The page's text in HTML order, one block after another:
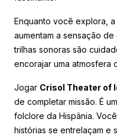
Enquanto você explora,
aumentam a sensação
trilhas sonoras são
encorajar uma atmosfera
Jogar Crisol Theater of
de completar missão. É
folclore da Hispânia.
histórias se entrelaçam e